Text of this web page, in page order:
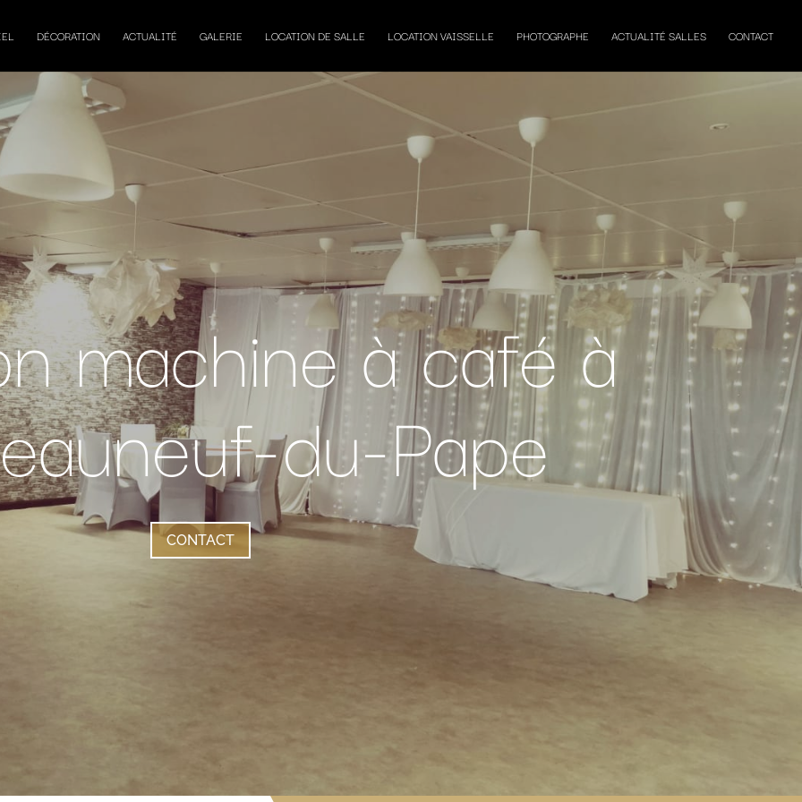
DÉCORATION ACTUALITÉ GALERIE LOCATION DE SALLE LOCATION VAISSELLE PHOTOGRAPHE ACTUALITÉ SALLES CONTACT
machine à café à
du-Pape
CONTACT